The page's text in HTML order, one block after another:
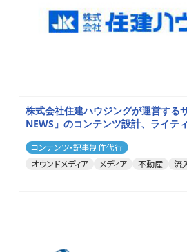
株式会社住建ハウジングが運営する
NEWS」のコンテンツ設計、ライテ
コンテンツ・記事制作代行
オウンドメディア
メディア 不動産 流